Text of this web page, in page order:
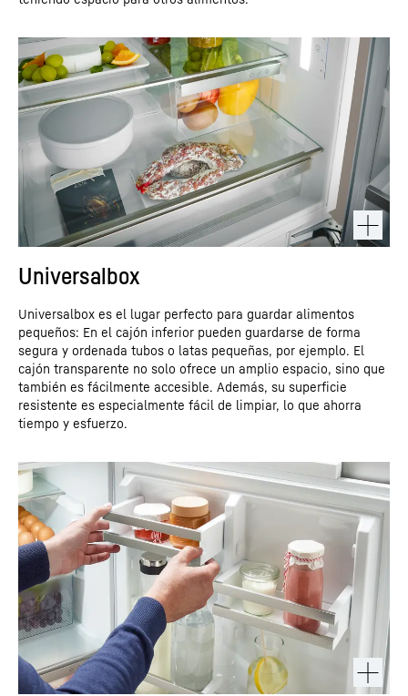
Universalbox
Universalbox es el lugar perfecto para guardar alimentos
pequeños: En el cajón inferior pueden guardarse de forma
segura y ordenada tubos o latas pequeñas, por ejemplo. El
cajón transparente no solo ofrece un amplio espacio, sino que
también es fácilmente accesible. Además, su superficie
resistente es especialmente fácil de limpiar, lo que ahorra
tiempo y esfuerzo.